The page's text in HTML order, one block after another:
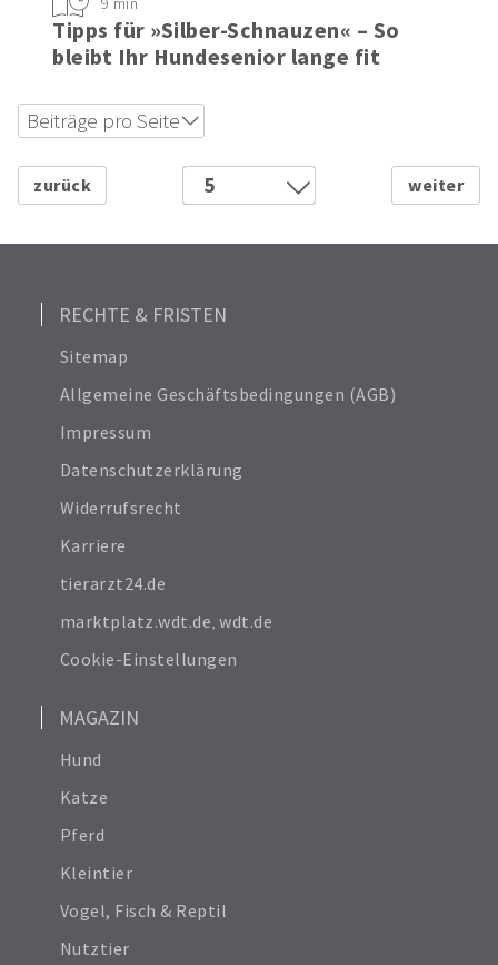
Tipps für »Silber-Schnauzen« – So
9 min
12
24
1
3
7
9
RECHTE & FRISTEN
Sitemap
Allgemeine Geschäftsbedingungen (AGB)
Impressum
Datenschutzerklärung
Widerrufsrecht
Karriere
tierarzt24.de
marktplatz.wdt.de,wdt.de
MAGAZIN
Hund
Katze
Pferd
Kleintier
Vogel, Fisch & Reptil